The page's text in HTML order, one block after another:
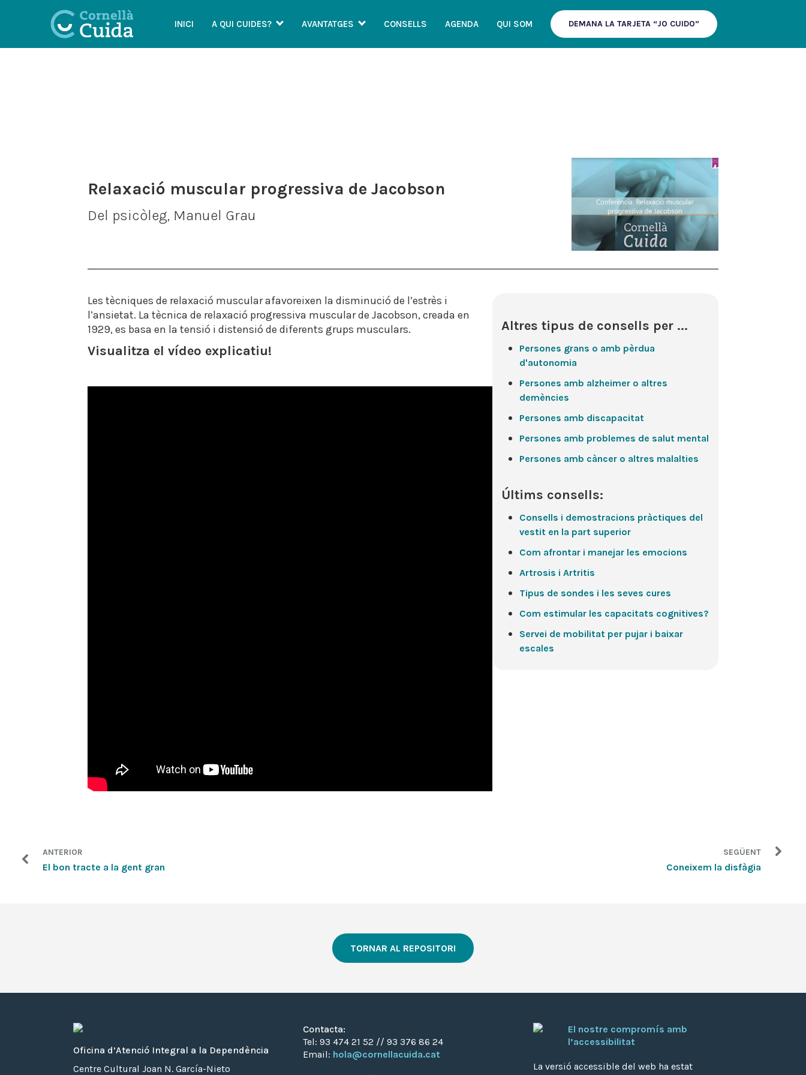
INICI A QUI CUIDES? AVANTATGES CONSELLS AGENDA QUI SOM DEMANA LA TARJETA “JO CUIDO”
Relaxació muscular progressiva de Jacobson
Del psicòleg, Manuel Grau
Les tècniques de relaxació muscular afavoreixen la disminució de l’estrès i
l’ansietat. La tècnica de relaxació progressiva muscular de Jacobson, creada en
1929, es basa en la tensió i distensió de diferents grups musculars.
Visualitza el vídeo explicatiu!
Altres tipus de consells per ...
Persones grans o amb pèrdua
d'autonomia
Persones amb alzheimer o altres
demències
Persones amb discapacitat
Persones amb problemes de salut mental
Persones amb càncer o altres malalties
Últims consells:
Consells i demostracions pràctiques del
vestit en la part superior
Com afrontar i manejar les emocions
Artrosis i Artritis
Tipus de sondes i les seves cures
Com estimular les capacitats cognitives?
Servei de mobilitat per pujar i baixar
escales
ANTERIOR
El bon tracte a la gent gran
SEGÜENT
Coneixem la disfàgia
TORNAR AL REPOSITORI
Oficina d’Atenció Integral a la Dependència
Centre Cultural Joan N. García-Nieto
Contacta:
Tel: 93 474 21 52 // 93 376 86 24
Email: hola@cornellacuida.cat
El nostre compromís amb
l’accessibilitat
La versió accessible del web ha estat